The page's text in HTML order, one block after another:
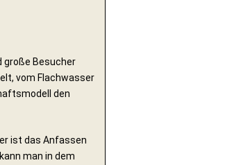
große Besucher
vom Flachwasser
den
ist das Anfassen
man in dem